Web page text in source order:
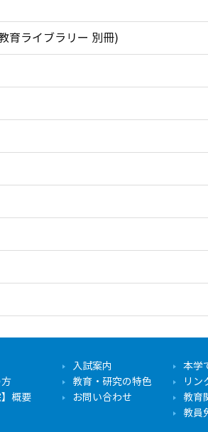
育ライブラリー 別冊)
入試案内 本学
教育・研究の特色 リン
】概要
お問い合わせ 教育
教員